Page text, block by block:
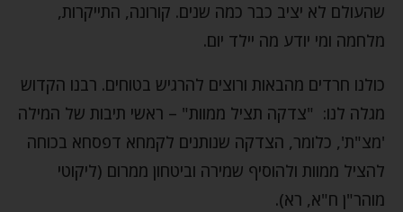
שהעולם לא יציב כבר כמה שנים. קורונה, התייקרות,
מלחמה ומי יודע מה יילד יום.
כולנו חרדים מהבאות ורוצים להרגיש בטוחים. רבנו הקדוש
מגלה לנו: "צדקה תציל ממוות" – ראשי תיבות של המילה
'מצ"ת', כלומר, הצדקה שנותנים לקמחא דפסחא בכוחה
להציל ממוות ולהוסיף שמירה וביטחון ממרום (ליקוטי
מוהר"ן ח"א, רא).